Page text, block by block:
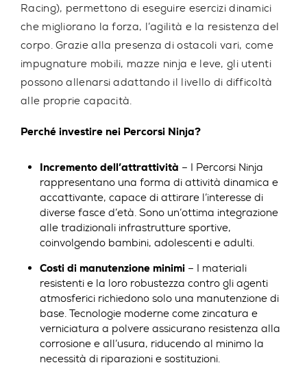
Racing), permettono di eseguire esercizi dinamici
che migliorano la forza, l’agilità e la resistenza del
corpo. Grazie alla presenza di ostacoli vari, come
impugnature mobili, mazze ninja e leve, gli utenti
possono allenarsi adattando il livello di difficoltà
alle proprie capacità.
Perché investire nei Percorsi Ninja?
Incremento dell’attrattività – I Percorsi Ninja
rappresentano una forma di attività dinamica e
accattivante, capace di attirare l’interesse di
diverse fasce d’età. Sono un’ottima integrazione
alle tradizionali infrastrutture sportive,
coinvolgendo bambini, adolescenti e adulti.
Costi di manutenzione minimi – I materiali
resistenti e la loro robustezza contro gli agenti
atmosferici richiedono solo una manutenzione di
base. Tecnologie moderne come zincatura e
verniciatura a polvere assicurano resistenza alla
corrosione e all’usura, riducendo al minimo la
necessità di riparazioni e sostituzioni.